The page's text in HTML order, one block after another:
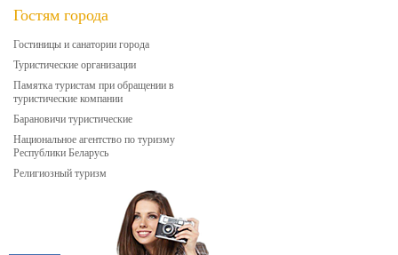
Гостям города
Гостиницы и санатории города
Туристические организации
Памятка туристам при обращении в
туристические компании
Барановичи туристические
Национальное агентство по туризму
Республики Беларусь
Религиозный туризм